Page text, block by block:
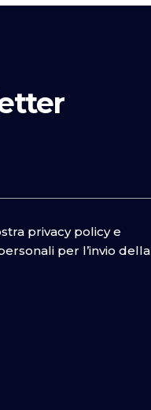
privacy policye
per l’invio della